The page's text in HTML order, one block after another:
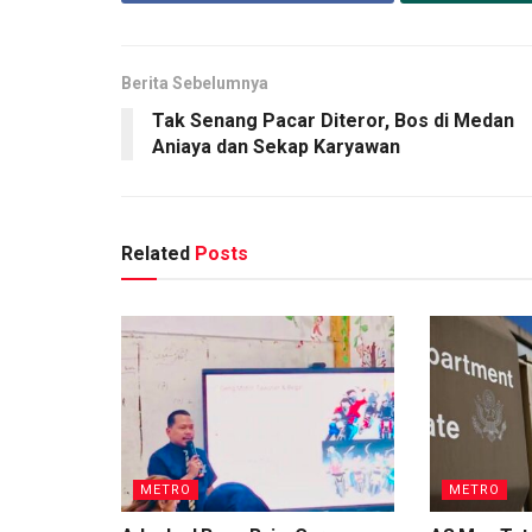
Berita Sebelumnya
Tak Senang Pacar Diteror, Bos di Medan
Aniaya dan Sekap Karyawan
Related Posts
METRO METRO